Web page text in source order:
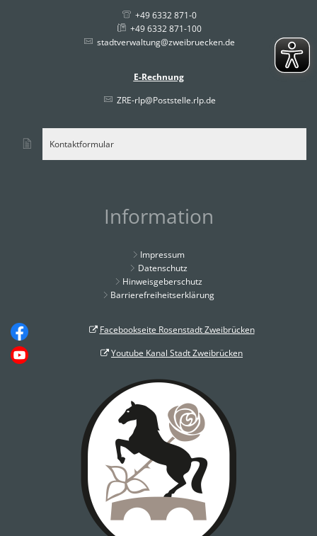
+49 6332 871-0
+49 6332 871-100
stadtverwaltung@zweibruecken.de
E-Rechnung
ZRE-rlp@Poststelle.rlp.de
Kontaktformular
Information
Impressum
Datenschutz
Hinweisgeberschutz
Barrierefreiheitserklärung
Facebookseite Rosenstadt Zweibrücken
Youtube Kanal Stadt Zweibrücken